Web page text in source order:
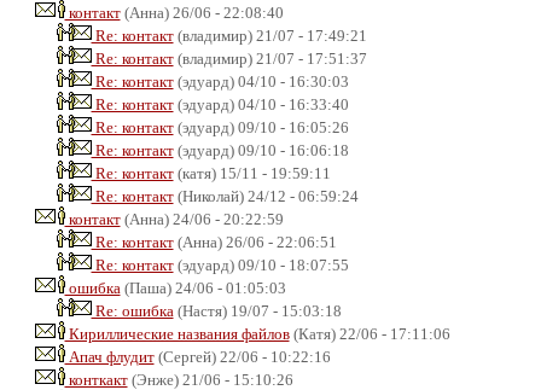
контакт(Анна) 26/06 - 22:08:40
Re: контакт(владимир) 21/07 - 17:49:21
Re: контакт(владимир) 21/07 - 17:51:37
Re: контакт(эдуард) 04/10 - 16:30:03
Re: контакт(эдуард) 04/10 - 16:33:40
Re: контакт(эдуард) 09/10 - 16:05:26
Re: контакт(эдуард) 09/10 - 16:06:18
Re: контакт(катя) 15/11 - 19:59:11
Re: контакт(Николай) 24/12 - 06:59:24
контакт(Анна) 24/06 - 20:22:59
Re: контакт(Анна) 26/06 - 22:06:51
Re: контакт(эдуард) 09/10 - 18:07:55
ошибка (Паша) 24/06 - 01:05:03
Re: ошибка (Настя) 19/07 - 15:03:18
Кириллические названия файлов(Катя) 22/06 - 17:11:06
Апач флудит(Сергей) 22/06 - 10:22:16
конткакт(Энже) 21/06 - 15:10:26